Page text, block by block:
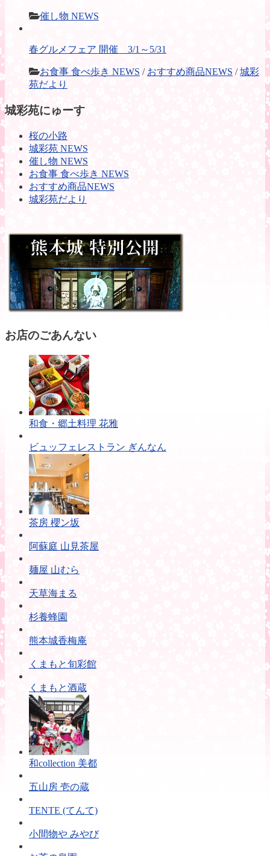
催し物 NEWS
春グルメフェア 開催 3/1～5/31
お食事 食べ歩き NEWS / おすすめ商品NEWS /城彩
苑だより
城彩苑にゅーす
桜の小路
城彩苑 NEWS
催し物 NEWS
お食事 食べ歩き NEWS
おすすめ商品NEWS
城彩苑だより
お店のごあんない
和食・郷土料理 花雅
ビュッフェレストラン ぎんなん
茶房 櫻ン坂
阿蘇庭 山見茶屋
麺屋 山むら
天草海まる
杉養蜂園
熊本城香梅庵
くまもと旬彩館
くまもと酒蔵
和collection 美都
五山房 壱の蔵
TENTE (てんて)
小間物や みやび